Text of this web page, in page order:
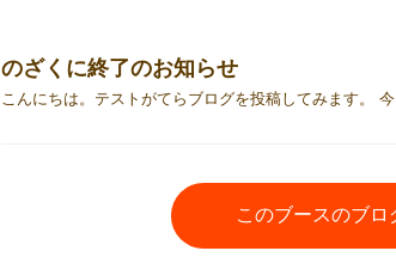
のざくに終了のお知らせ
このブースのブロ